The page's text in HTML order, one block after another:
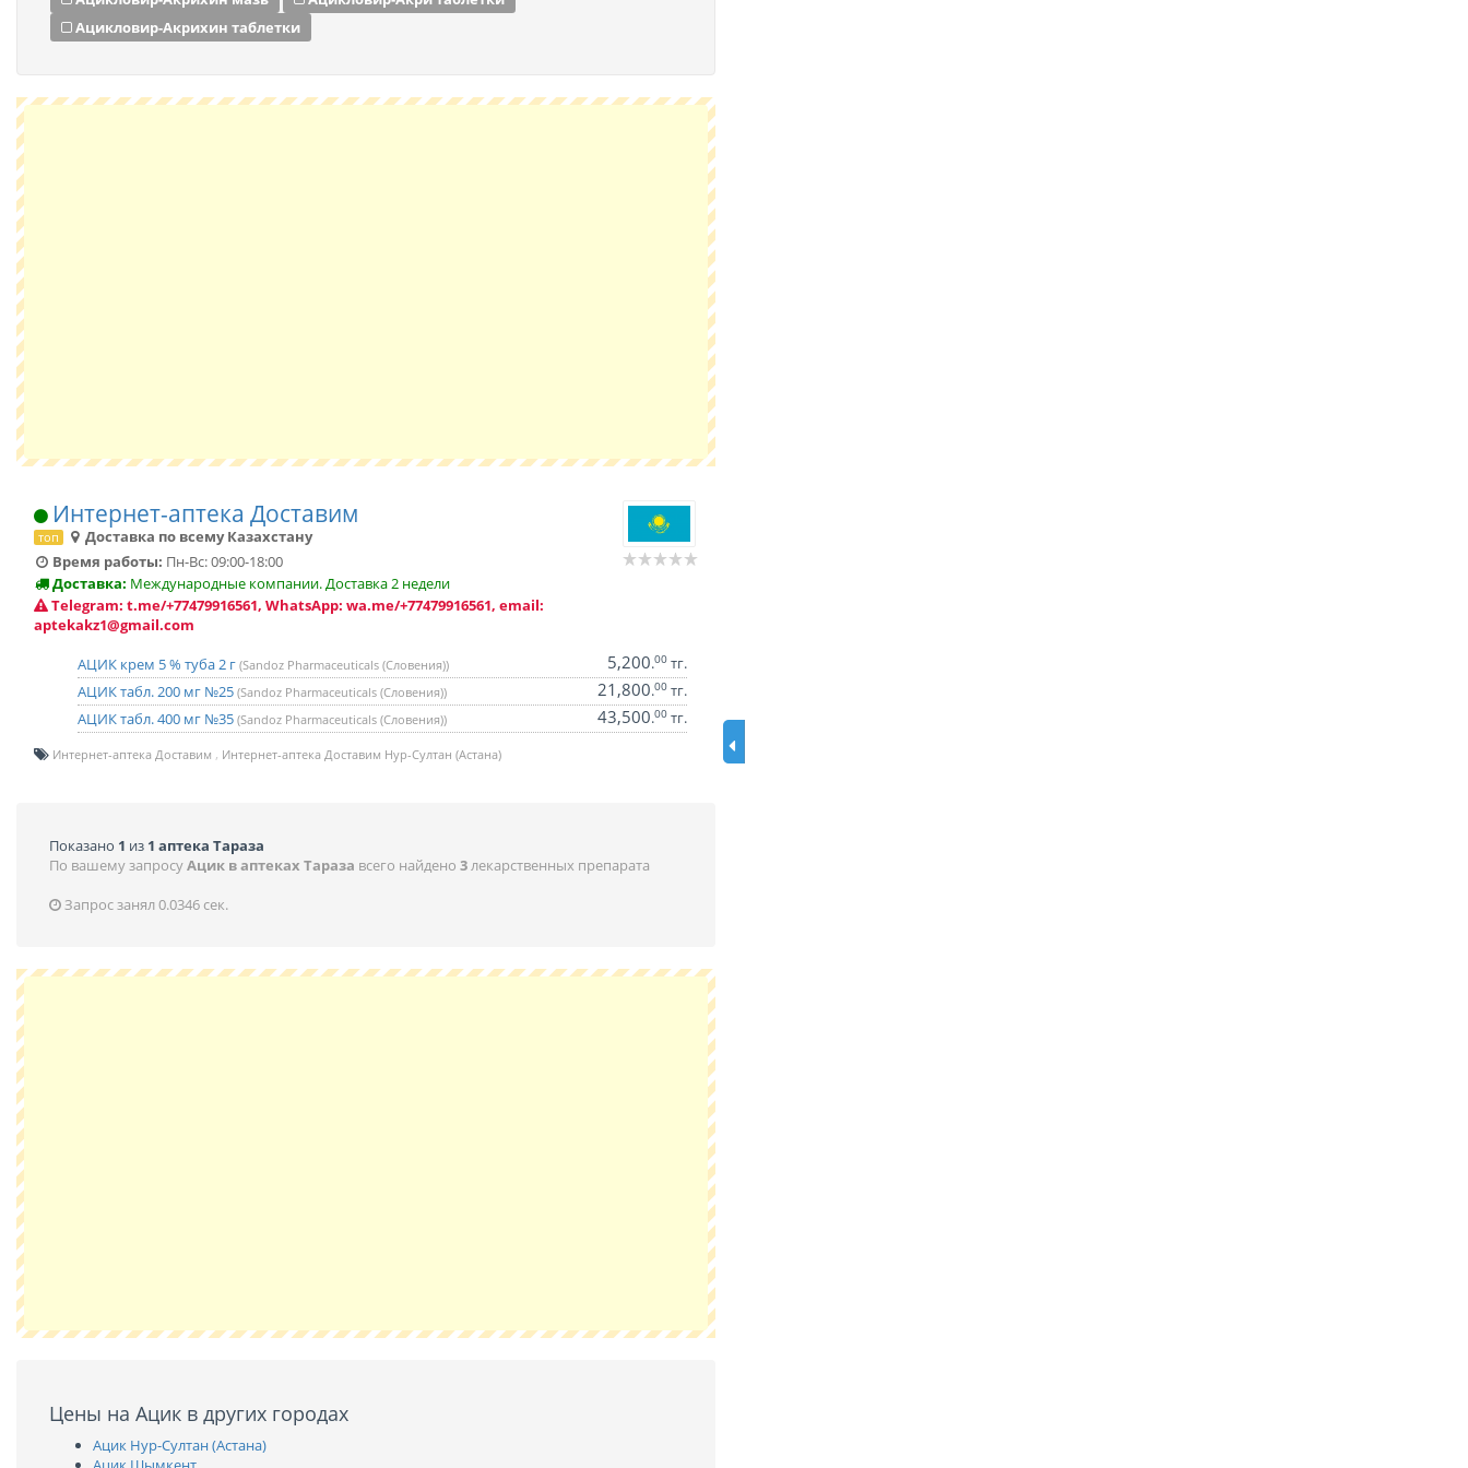
Ацикловир-Акрихин таблетки
Интернет-аптека Доставим
топ
Доставка по всему Казахстану
Время работы: Пн-Вс: 09:00-18:00
Доставка: Международные компании. Доставка 2 недели
Telegram: t.me/+77479916561, WhatsApp: wa.me/+77479916561, email:
aptekakz1@gmail.com
АЦИК крем 5 % туба 2 г (Sandoz Pharmaceuticals (Словения)) 5,200.00тг.
АЦИК табл. 200 мг №25 (Sandoz Pharmaceuticals (Словения)) 21,800.00тг.
АЦИК табл. 400 мг №35 (Sandoz Pharmaceuticals (Словения)) 43,500.00тг.
Интернет-аптека Доставим Интернет-аптека Доставим Нур-Султан (Астана)
Показано 1 из 1 аптека Тараза
По вашему запросуАцик в аптеках Тараза всего найдено 3лекарственных препарата
Запрос занял 0.0346 сек.
Цены на Ацик в других городах
Ацик Нур-Султан (Астана)